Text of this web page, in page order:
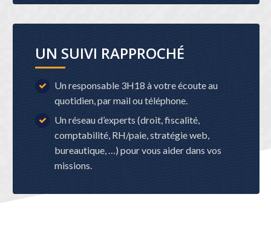
UN SUIVI RAPPROCHÉ
Un responsable 3H18 à votre écoute au
quotidien, par mail ou téléphone.
Un réseau d’experts (droit, fiscalité,
comptabilité, RH/paie, stratégie web,
bureautique, …) pour vous aider dans vos
missions.